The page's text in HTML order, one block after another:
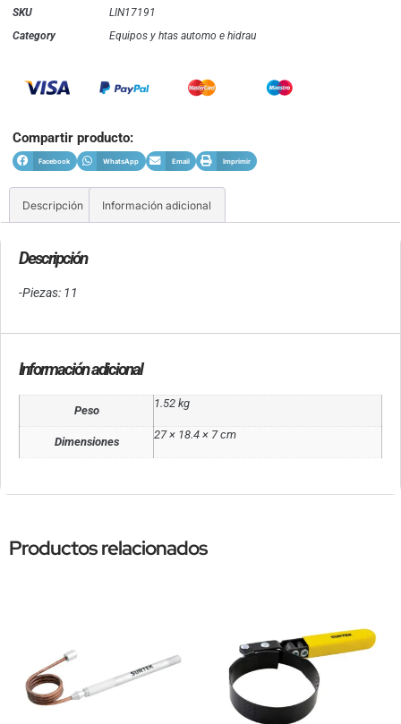
SKU
LIN17191
Category
Equipos y htas automo e hidrau
Compartir producto:
Facebook WhatsApp Email Imprimir
Descripción Información adicional
Descripción
-Piezas: 11
Información adicional
Peso
1.52 kg
Dimensiones
27 × 18.4 × 7 cm
Productos relacionados